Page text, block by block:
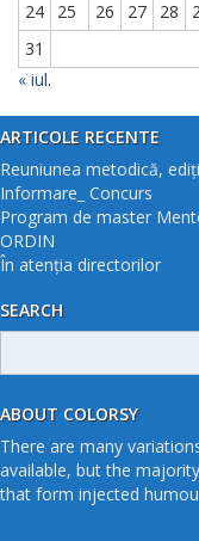
24
25 26 27 28
31
« iul.
ARTICOLE RECENTE
Reuniunea metodică,
Informare_ Concurs
Program de master
ORDIN
În atenția directorilor
SEARCH
ABOUT COLORSY
There are many
available, but the
that form injected